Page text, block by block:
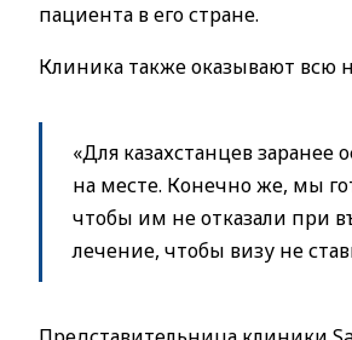
пациента в его стране.
Клиника также оказывают всю
«Для казахстанцев
на месте. Конечно же, мы
чтобы им не отказали при
лечение, чтобы визу не